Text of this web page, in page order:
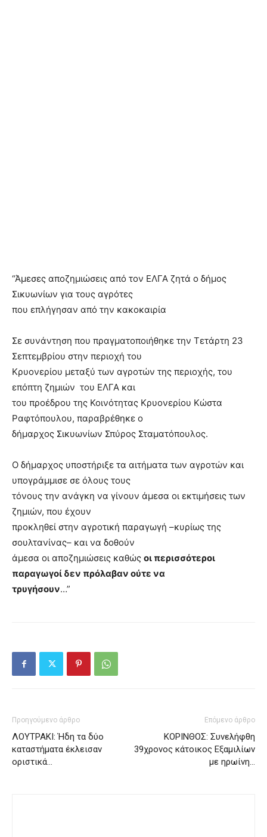
“Άμεσες αποζημιώσεις από τον ΕΛΓΑ ζητά ο δήμος
Σικυωνίων για τους αγρότες
που επλήγησαν από την κακοκαιρία
Σε συνάντηση που πραγματοποιήθηκε την Τετάρτη 23
Σεπτεμβρίου στην περιοχή του
Κρυονερίου μεταξύ των αγροτών της περιοχής, του
επόπτη ζημιών του ΕΛΓΑ και
του προέδρου της Κοινότητας Κρυονερίου Κώστα
Ραφτόπουλου, παραβρέθηκε ο
δήμαρχος Σικυωνίων Σπύρος Σταματόπουλος.
Ο δήμαρχος υποστήριξε τα αιτήματα των αγροτών και
υπογράμμισε σε όλους τους
τόνους την ανάγκη να γίνουν άμεσα οι εκτιμήσεις των
ζημιών, που έχουν
προκληθεί στην αγροτική παραγωγή –κυρίως της
σουλτανίνας– και να δοθούν
άμεσα οι αποζημιώσεις καθώς οι περισσότεροι
παραγωγοί δεν πρόλαβαν ούτε να
τρυγήσουν…”
Προηγούμενο άρθρο
ΛΟΥΤΡΑΚΙ: Ήδη τα δύο
καταστήματα έκλεισαν
οριστικά…
Επόμενο άρθρο
ΚΟΡΙΝΘΟΣ: Συνελήφθη
39χρονος κάτοικος Εξαμιλίων
με ηρωίνη…